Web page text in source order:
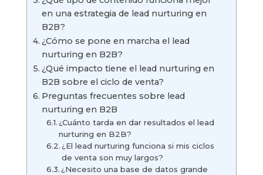
en una estrategia de lead nurturing en
B2B?
¿Cómo se pone en marcha el lead
nurturing en B2B?
¿Qué impacto tiene el lead nurturing en
B2B sobre el ciclo de venta?
Preguntas frecuentes sobre lead
nurturing en B2B
¿Cuánto tarda en dar resultados el lead
nurturing en B2B?
¿El lead nurturing funciona si mis ciclos
de venta son muy largos?
¿Necesito una base de datos grande